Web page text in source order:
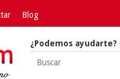
Blog
¿Podemos ayudarte?